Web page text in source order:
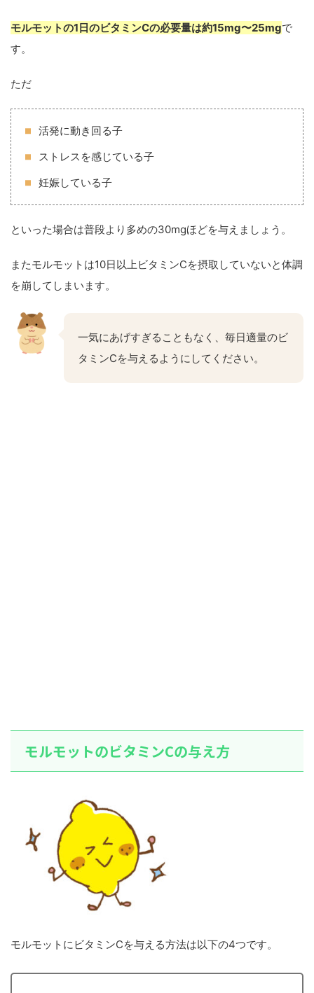
モルモットの1日のビタミンCの必要量は約15mg〜25mgで
す。
ただ
活発に動き回る子
ストレスを感じている子
妊娠している子
といった場合は普段より多めの30mgほどを与えましょう。
またモルモットは10日以上ビタミンCを摂取していないと体調
を崩してしまいます。
一気にあげすぎることもなく、毎日適量のビ
タミンCを与えるようにしてください。
モルモットのビタミンCの与え方
モルモットにビタミンCを与える方法は以下の4つです。